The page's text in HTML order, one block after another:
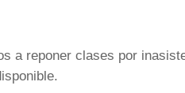
a reponer clases por